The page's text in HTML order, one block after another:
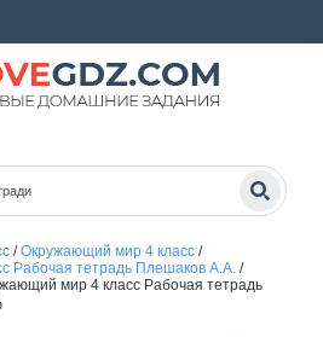
/Окружающий мир 4 класс/
Рабочая тетрадь Плешаков А.А./
мир 4 класс Рабочая тетрадь